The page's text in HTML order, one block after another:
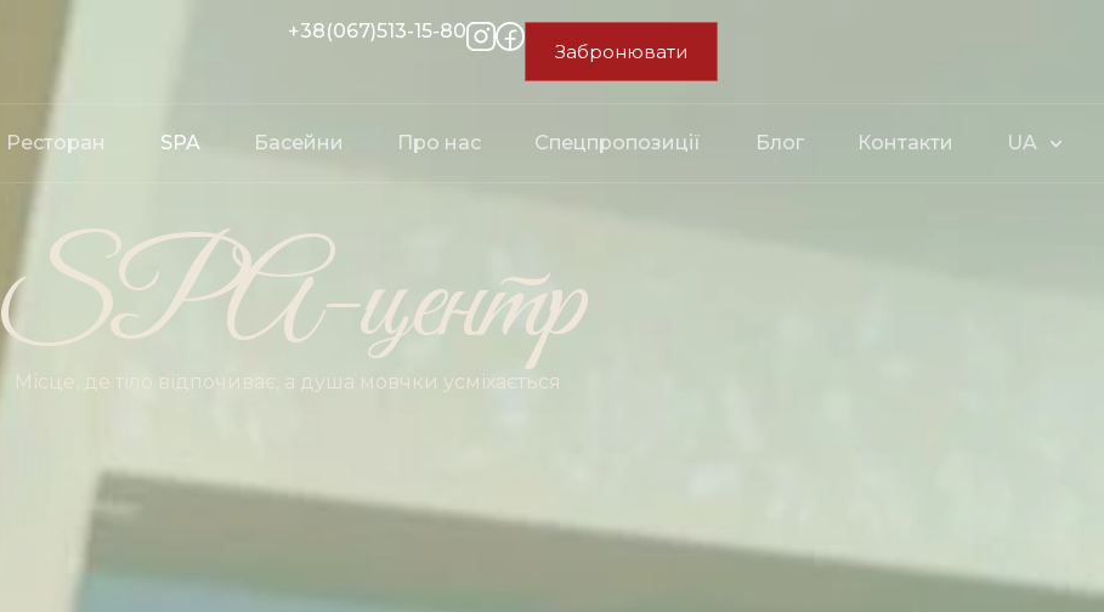
+38(067)513-15-80
Забронювати
Ресторан SPA Басейни Про нас Спецпропозиції Блог Контакти UA
SPA-центр
Місце, де тіло відпочиває, а душа мовчки усміхається